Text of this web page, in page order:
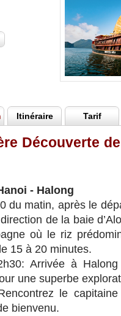
Itinéraire Tarif
Découverte
- Halong
du matin, après le
de la baie
où le riz
15 à 20 minutes.
Arrivée à
une superbe
le
bienvenu.